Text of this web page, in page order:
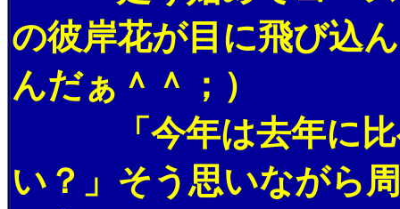
の彼岸花が目に飛び込
んだぁ＾＾；）
「今年は去年に比べ
い？」そう思いながら